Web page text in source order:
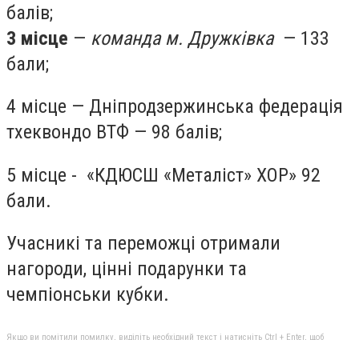
балів;
3 місце — команда м. Дружківка— 133
бали;
4 місце — Дніпродзержинська федерація
тхеквондо ВТФ — 98 балів;
5 місце - «КДЮСШ «Металіст» ХОР» 92
бали.
Учасникі та переможці отримали
нагороди, цінні подарунки та
чемпіонськи кубки.
Якщо ви помітили помилку, виділіть необхідний текст і натисніть Ctrl + Enter, щоб